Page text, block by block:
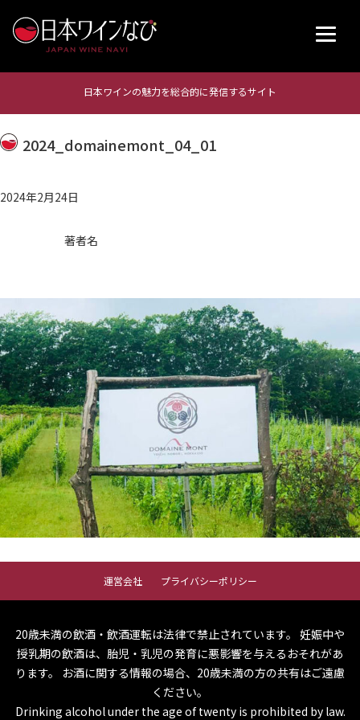
日本ワインの魅力を総合的に発信するサイト
2024_domainemont_04_01
2024年2月24日
著者名
運営会社 プライバシーポリシー
20歳未満の飲酒・飲酒運転は法律で禁止されています。 妊娠中や
授乳期の飲酒は、胎児・乳児の発育に悪影響を与えるおそれがあ
ります。
お酒に関する情報の場合、20歳未満の方の共有はご遠慮
ください。
Drinking alcohol under the age of twenty is prohibited by law.